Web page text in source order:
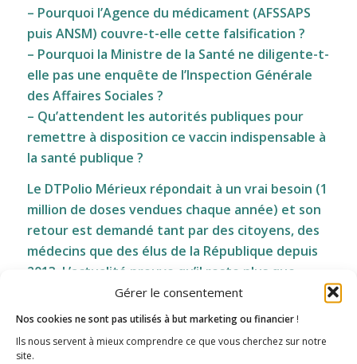
Gérer le consentement
Nos cookies ne sont pas utilisés à but marketing ou financier !
Ils nous servent à mieux comprendre ce que vous cherchez sur notre
site.
– Pourquoi l’Agence du médicament (AFSSAPS
puis ANSM) couvre-t-elle cette falsification ?
– Pourquoi la Ministre de la Santé ne diligente-t-
elle pas une enquête de l’Inspection Générale
des Affaires Sociales ?
– Qu’attendent les autorités publiques pour
remettre à disposition ce vaccin indispensable à
la santé publique ?
Le DTPolio Mérieux répondait à un vrai besoin (1
million de doses vendues chaque année) et son
retour est demandé tant par des citoyens, des
médecins que des élus de la République depuis
2013. L’actualité prouve qu’il reste plus que
jamais attendu.
La vraie alternative : le phosphate de
calcium ?